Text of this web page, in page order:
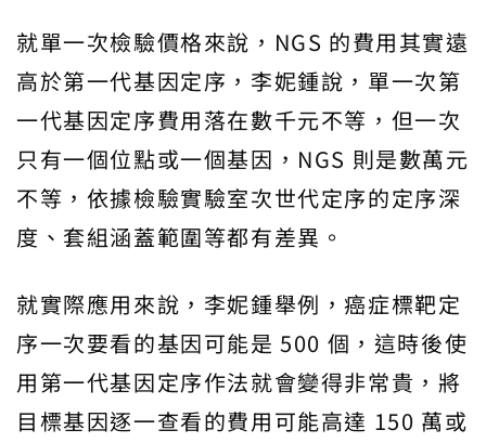
就單一次檢驗價格來說，NGS 的費用其實遠
高於第一代基因定序，李妮鍾說，單一次第
一代基因定序費用落在數千元不等，但一次
只有一個位點或一個基因，NGS 則是數萬元
不等，依據檢驗實驗室次世代定序的定序深
度、套組涵蓋範圍等都有差異。
就實際應用來說，李妮鍾舉例，癌症標靶定
序一次要看的基因可能是 500 個，這時後使
用第一代基因定序作法就會變得非常貴，將
目標基因逐一查看的費用可能高達 150 萬或